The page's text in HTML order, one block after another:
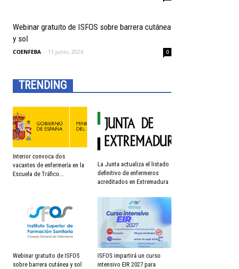
Webinar gratuito de ISFOS sobre barrera cutánea
y sol
COENFEBA - 11 junio, 2026 0
TRENDING
Interior convoca dos
vacantes de enfermería en la
Escuela de Tráfico...
La Junta actualiza el listado
definitivo de enfermeros
acreditados en Extremadura
Webinar gratuito de ISFOS
sobre barrera cutánea y sol
ISFOS impartirá un curso
intensivo EIR 2027 para